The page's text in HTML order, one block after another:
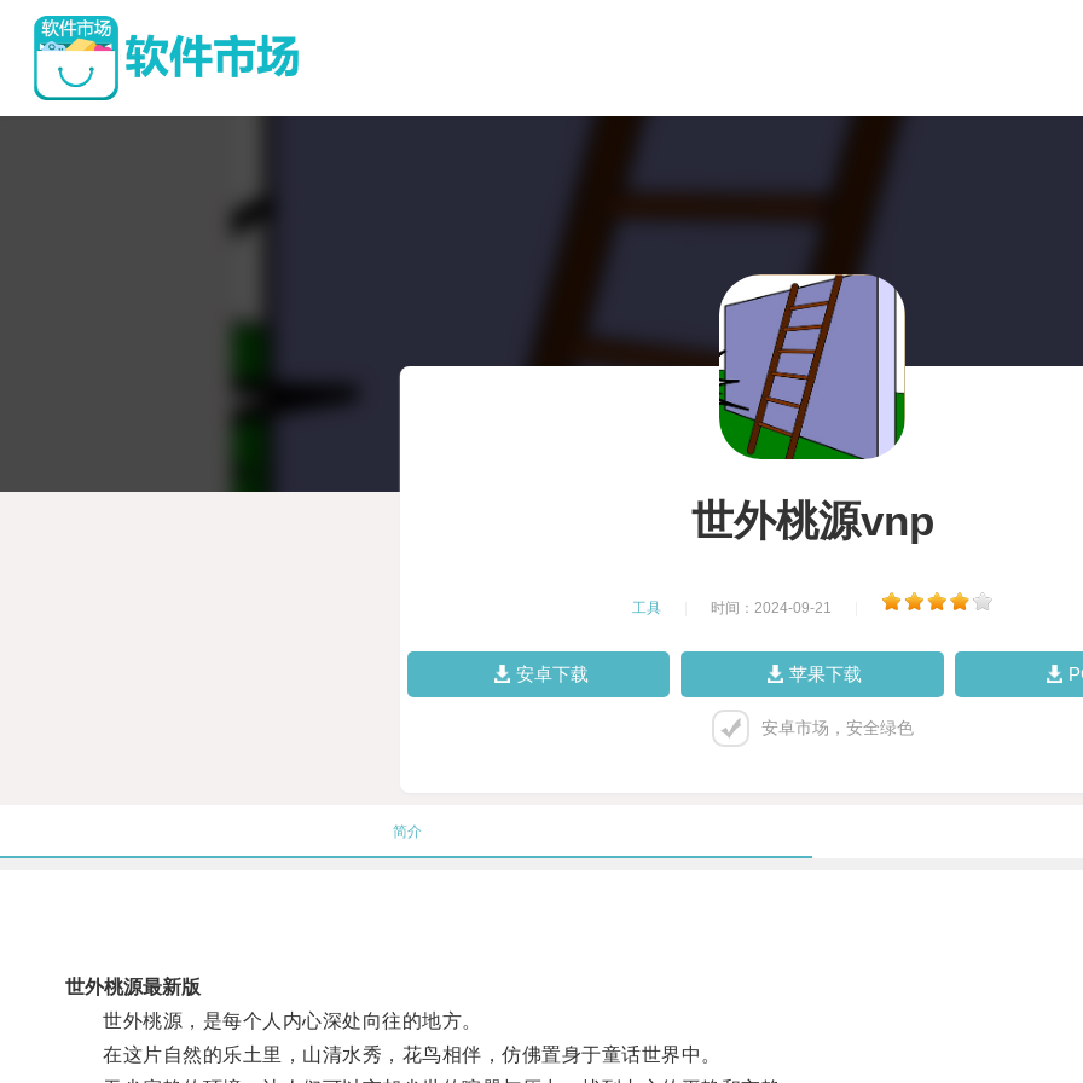
世外桃源vnp
工具 时间：2024-09-21
安卓下载 苹果下载
安卓市场，安全绿色
简介
世外桃源最新版
世外桃源，是每个人内心深处向往的地方。
在这片自然的乐土里，山清水秀，花鸟相伴，仿佛置身于童话世界中。